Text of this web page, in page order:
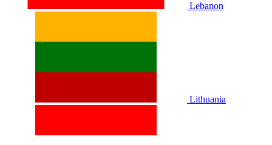
Lebanon
Lithuania